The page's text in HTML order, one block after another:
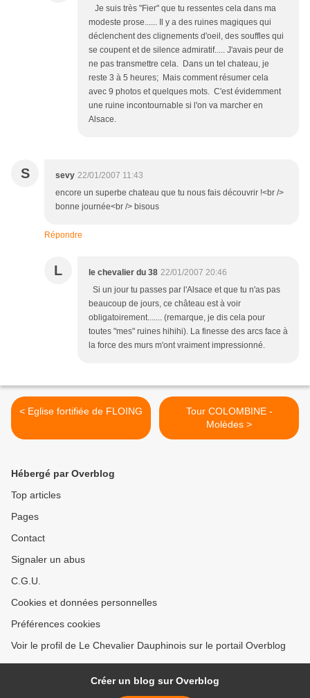
Je suis très "Fier" que tu ressentes cela dans ma
modeste prose...... Il y a des ruines magiques qui
déclenchent des clignements d'oeil, des souffles qui
se coupent et de silence admiratif..... J'avais peur de
ne pas transmettre cela. Dans un tel chateau, je
reste 3 à 5 heures; Mais comment résumer cela
avec 9 photos et quelques mots. C'est évidemment
une ruine incontournable si l'on va marcher en
Alsace.
S sevy 22/01/2007 11:43
encore un superbe chateau que tu nous fais découvrir !<br />
bonne journée<br /> bisous
Répondre
L le chevalier du 38 22/01/2007 20:46
Si un jour tu passes par l'Alsace et que tu n'as pas
beaucoup de jours, ce château est à voir
obligatoirement....... (remarque, je dis cela pour
toutes "mes" ruines hihihi). La finesse des arcs face à
la force des murs m'ont vraiment impressionné.
< Eglise fortifiée de FLOING
Tour COLOMBINE -
Molèdes >
Hébergé par Overblog
Top articles
Pages
Contact
Signaler un abus
C.G.U.
Cookies et données personnelles
Préférences cookies
Voir le profil de Le Chevalier Dauphinois sur le portail Overblog
Créer un blog sur Overblog